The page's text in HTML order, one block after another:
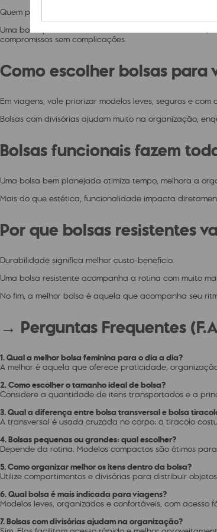
Quem passa o dia fora de casa precisa de soluções
Uma bolsa para rotina intensa deve oferecer
compromissos sem complicações.
Como escolher bolsas para
Em viagens, vale priorizar modelos leves, seguros e com
Bolsas com divisórias ajudam muito na organização,
Bolsas funcionais fazem
Uma bolsa bem planejada otimiza tempo, melhora a
Mais do que estética, funcionalidade impacta
Por que bolsas resistentes
Durabilidade significa melhor custo-benefício.
Uma bolsa resistente acompanha a rotina com muito
No fim, a melhor bolsa é aquela que acompanha seu
→ Perguntas Frequentes
1. Qual a melhor bolsa feminina para o dia a dia?
A melhor é aquela que oferece praticidade,
2. Como escolher o tamanho ideal de bolsa?
Considere a quantidade de itens transportados e a
3. Qual a diferença entre bolsa transversal e bolsa
A transversal é usada cruzada no corpo; a tiracolo
4. Bolsas pequenas ou grandes: qual escolher?
Depende da rotina. Modelos compactos são ótimos
5. Como organizar melhor os itens dentro da bolsa?
Utilize compartimentos e divisórias para distribuir
6. Qual bolsa é mais indicada para viagens?
Modelos leves, organizados e confortáveis, com acesso
7. Bolsas com divisórias ajudam na organização?